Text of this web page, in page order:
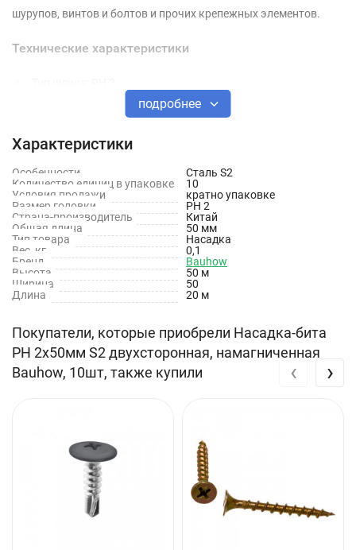
шурупов, винтов и болтов и прочих крепежных элементов.
Технические характеристики
Материал: Сталь S2
Двухсторонняя: Да
подробнее
Характеристики
Особенности
Сталь S2
Количество единиц в упаковке
10
Условия продажи
кратно упаковке
Размер головки
PH 2
Страна-производитель
Китай
Общая длина
50 мм
Тип товара
Насадка
Вес, кг
0,1
Бренд
Bauhow
Высота
50 м
Ширина
50
Длина
20 м
Покупатели, которые приобрели Насадка-бита
PH 2х50мм S2 двухсторонная, намагниченная
Bauhow, 10шт, также купили
‹ ›